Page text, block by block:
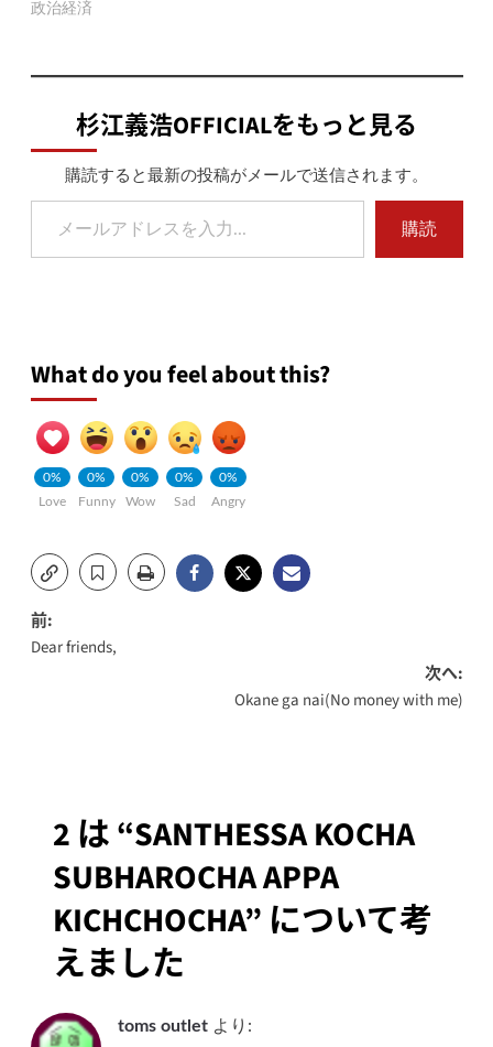
政治経済
杉江義浩OFFICIALをもっと見る
購読すると最新の投稿がメールで送信されます。
メールアドレスを入力...
購読
What do you feel about this?
0%
Love
0%
Funny
0%
Wow
0%
Sad
0%
Angry
投
ー
シ
ョ
ン
前:
Dear friends,
次へ:
Okane ga nai(No money with me)
2 は “SANTHESSA KOCHA
SUBHAROCHA APPA
KICHCHOCHA” について考
えました
toms outlet より: